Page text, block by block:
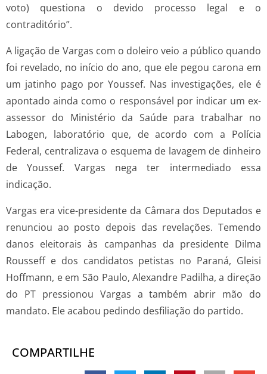
voto) questiona o devido processo legal e o
contraditório”.
A ligação de Vargas com o doleiro veio a público quando
foi revelado, no início do ano, que ele pegou carona em
um jatinho pago por Youssef. Nas investigações, ele é
apontado ainda como o responsável por indicar um ex-
assessor do Ministério da Saúde para trabalhar no
Labogen, laboratório que, de acordo com a Polícia
Federal, centralizava o esquema de lavagem de dinheiro
de Youssef. Vargas nega ter intermediado essa
indicação.
Vargas era vice-presidente da Câmara dos Deputados e
renunciou ao posto depois das revelações. Temendo
danos eleitorais às campanhas da presidente Dilma
Rousseff e dos candidatos petistas no Paraná, Gleisi
Hoffmann, e em São Paulo, Alexandre Padilha, a direção
do PT pressionou Vargas a também abrir mão do
mandato. Ele acabou pedindo desfiliação do partido.
COMPARTILHE